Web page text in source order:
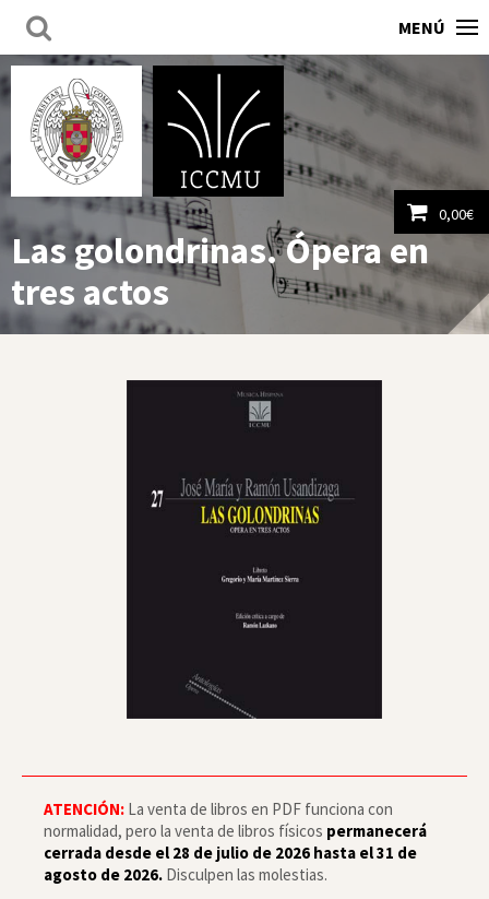
MENÚ
0,00€
Ver carrito
Las golondrinas. Ópera en
tres actos
ATENCIÓN: La venta de libros en PDF funciona con
normalidad, pero la venta de libros físicos permanecerá
cerrada desde el 28 de julio de 2026 hasta el 31 de
agosto de 2026. Disculpen las molestias.